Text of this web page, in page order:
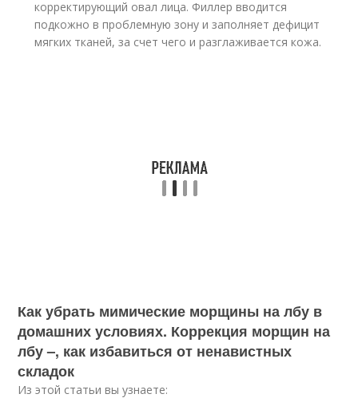
корректирующий овал лица. Филлер вводится
подкожно в проблемную зону и заполняет дефицит
мягких тканей, за счет чего и разглаживается кожа.
Как убрать мимические морщины на лбу в
домашних условиях. Коррекция морщин на
лбу –, как избавиться от ненавистных
складок
Из этой статьи вы узнаете: